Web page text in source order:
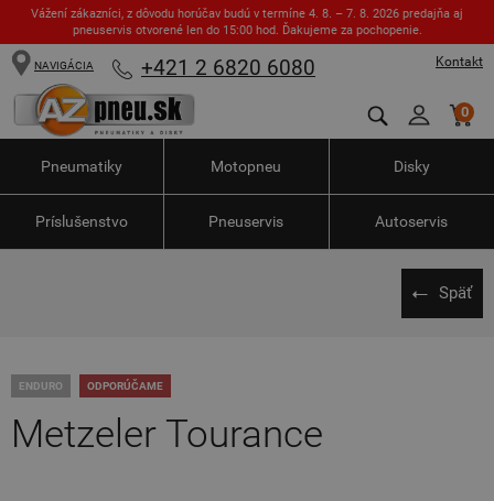
Vážení zákazníci, z dôvodu horúčav budú v termíne 4. 8. – 7. 8. 2026 predajňa aj
pneuservis otvorené len do 15:00 hod. Ďakujeme za pochopenie.
Kontakt
NAVIGÁCIA +421 2 6820 6080
0
Pneumatiky Motopneu Disky
Príslušenstvo Pneuservis Autoservis
Späť
ENDURO ODPORÚČAME
Metzeler Tourance